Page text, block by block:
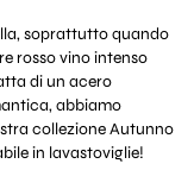
soprattutto quando
rosso vino intenso
di un acero
abbiamo
collezione Autunno
in lavastoviglie!